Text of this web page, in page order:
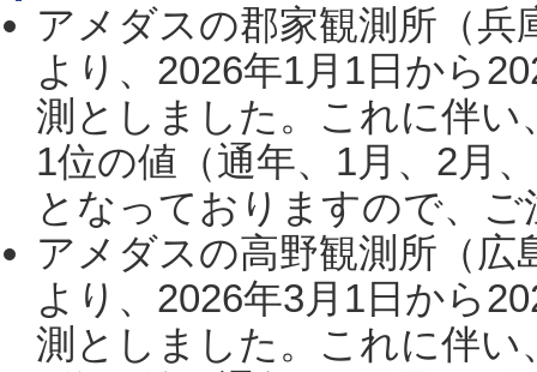
アメダスの郡家観測所（
より、2026年1月1日から
測としました。これに伴い
1位の値（通年、1月、2月
となっておりますので、
アメダスの高野観測所（
より、2026年3月1日から
測としました。これに伴い